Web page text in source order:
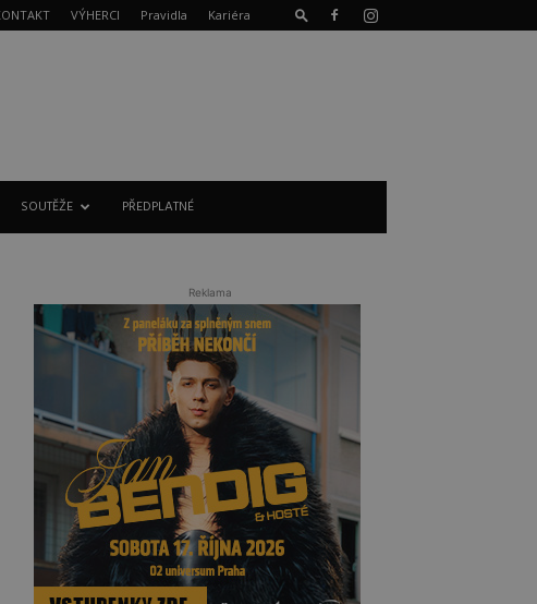
VÝHERCI Pravidla Kariéra
SOUTĚŽE PŘEDPLATNÉ
Reklama